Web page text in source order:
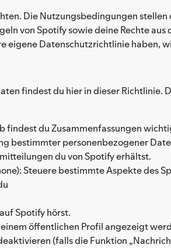
Die Nutzungsbedingungen
von Spotify sowie deine Rechte
eigene Datenschutzrichtlinie haben,
findest du hier in dieser Richtlinie.
findest du Zusammenfassungen
bestimmter personenbezogener
du von Spotify erhältst.
Steuere bestimmte Aspekte des
Spotify hörst.
öffentlichen Profil angezeigt
(falls die Funktion